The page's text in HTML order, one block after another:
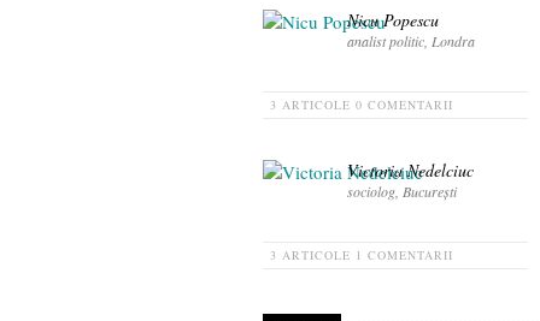
Nicu Popescu
analist politic, Londra
3 ARTICOLE 0 COMENTARII
Victoria Nedelciuc
sociolog, București
3 ARTICOLE 1 COMENTARII